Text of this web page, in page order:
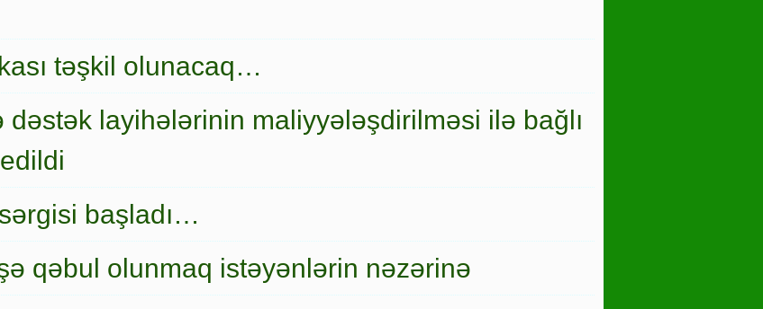
təşkil olunacaq…
layihələrinin maliyyələşdirilməsi ilə bağlı
başladı…
qəbul olunmaq istəyənlərin nəzərinə